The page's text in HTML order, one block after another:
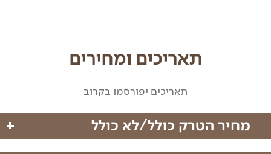
תאריכים ומחירים
תאריכים יפורסמו בקרוב
מחיר הטרק כולל/לא כולל